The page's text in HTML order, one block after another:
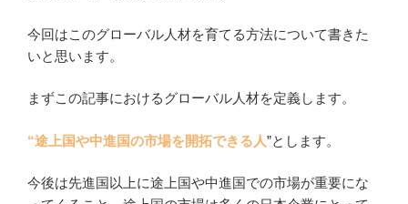
今回はこのグローバル人材を育てる方法について書きた
いと思います。
まずこの記事におけるグローバル人材を定義します。
“途上国や中進国の市場を開拓できる人”とします。
今後は先進国以上に途上国や中進国での市場が重要にな